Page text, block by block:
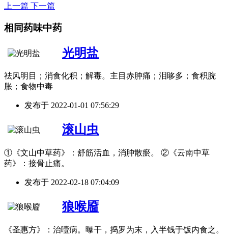
上一篇 下一篇
相同药味中药
光明盐
祛风明目；消食化积；解毒。主目赤肿痛；泪眵多；食积脘
胀；食物中毒
发布于 2022-01-01 07:56:29
滚山虫
①《文山中草药》：舒筋活血，消肿散瘀。 ②《云南中草
药》：接骨止痛。
发布于 2022-02-18 07:04:09
狼喉靥
《圣惠方》：治噎病。曝干，捣罗为末，入半钱于饭内食之。